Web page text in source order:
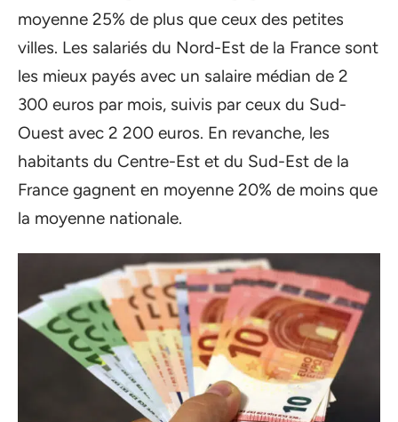
moyenne 25% de plus que ceux des petites
villes. Les salariés du Nord-Est de la France sont
les mieux payés avec un salaire médian de 2
300 euros par mois, suivis par ceux du Sud-
Ouest avec 2 200 euros. En revanche, les
habitants du Centre-Est et du Sud-Est de la
France gagnent en moyenne 20% de moins que
la moyenne nationale.